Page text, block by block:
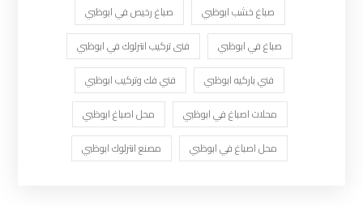
صباغ خشب ابوظبي
صباغ رخيص في ابوظبي
صباغ في ابوظبي
فنى تركيب انترلوك في ابوظبي
فني باركيه ابوظبي
فني فك وتركيب ابوظبي
محلات اصباغ في ابوظبي
محل اصباغ ابوظبي
محل اصباغ في ابوظبي
مصنع انترلوك ابوظبي